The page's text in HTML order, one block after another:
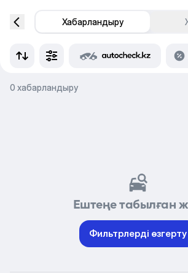
Хабарландыру
0 хабарландыру
Ештеңе табылған
Фильтрлерді өзгерту